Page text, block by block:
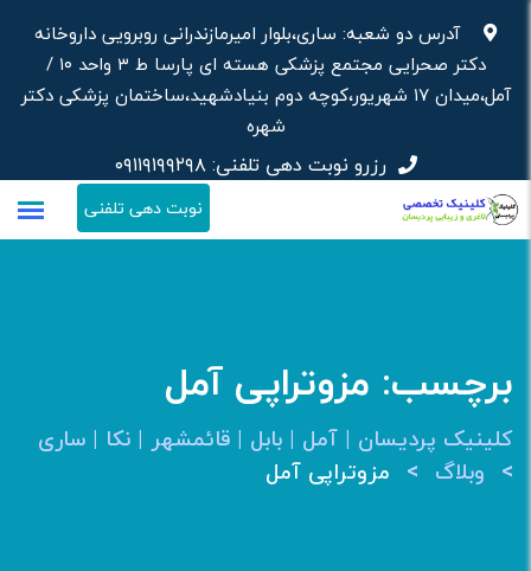
محتوا
آدرس دو شعبه: ساری،بلوار امیرمازندرانی روبرویی داروخانه‌
دکتر صحرایی مجتمع پزشکی هسته ای پارسا ط ۳ واحد ۱۰ /
آمل،میدان ۱۷ شهریور،کوچه دوم بنیادشهید،ساختمان پزشکی دکتر
شهره
رزرو نوبت دهی تلفنی:۰۹۱۱۹۱۹۹۲۹۸
نوبت دهی تلفنی
برچسب: مزوتراپی آمل
کلینیک پردیسان | آمل | بابل | قائمشهر | نکا | ساری
> وبلاگ > مزوتراپی آمل